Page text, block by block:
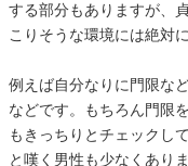
する部分もありますが、
こりそうな環境には絶対
例えば自分なりに門限な
などです。もちろん門限
もきっちりとチェックし
と嘆く男性も少なくありま